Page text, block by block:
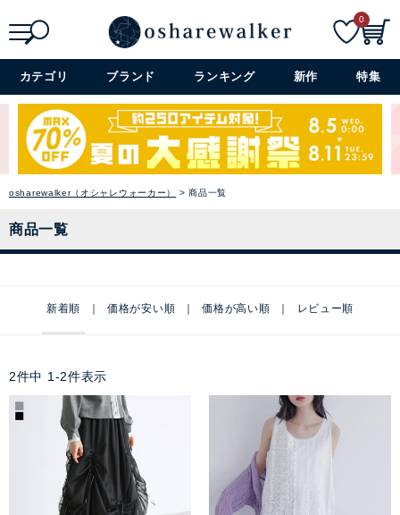
詳細検索+
0
カテゴリ ブランド ランキング 新作 特集
osharewalker（オシャレウォーカー） 商品一覧
商品一覧
新着順 価格が安い順 価格が高い順 レビュー順
2件中 1 -2件表示